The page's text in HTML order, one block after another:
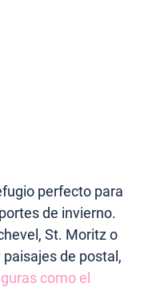
perfecto para
de invierno.
St. Moritz o
de postal,
como el